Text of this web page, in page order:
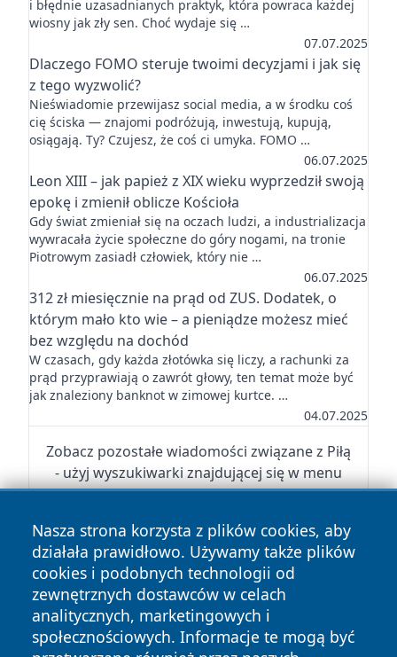
i błędnie uzasadnianych praktyk, która powraca każdej
wiosny jak zły sen. Choć wydaje się …
07.07.2025
Dlaczego FOMO steruje twoimi decyzjami i jak się
z tego wyzwolić?
Nieświadomie przewijasz social media, a w środku coś
cię ściska — znajomi podróżują, inwestują, kupują,
osiągają. Ty? Czujesz, że coś ci umyka. FOMO …
06.07.2025
Leon XIII – jak papież z XIX wieku wyprzedził swoją
epokę i zmienił oblicze Kościoła
Gdy świat zmieniał się na oczach ludzi, a industrializacja
wywracała życie społeczne do góry nogami, na tronie
Piotrowym zasiadł człowiek, który nie …
06.07.2025
312 zł miesięcznie na prąd od ZUS. Dodatek, o
którym mało kto wie – a pieniądze możesz mieć
bez względu na dochód
W czasach, gdy każda złotówka się liczy, a rachunki za
prąd przyprawiają o zawrót głowy, ten temat może być
jak znaleziony banknot w zimowej kurtce. …
04.07.2025
Zobacz pozostałe wiadomości związane z Piłą
- użyj wyszukiwarki znajdującej się w menu
Nasza strona korzysta z plików cookies, aby
działała prawidłowo. Używamy także plików
cookies i podobnych technologii od
zewnętrznych dostawców w celach
analitycznych, marketingowych i
społecznościowych. Informacje te mogą być
Copyright © 2026 nowinypilskie.pl Wszystkie prawa
zastrzeżone.